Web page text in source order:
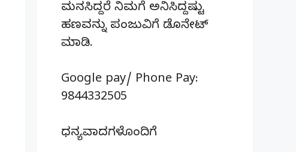
ಮನಸಿದ್ದರೆ ನಿಮಗೆ ಅನಿಸಿದ್ದಷ್ಟು
ಹಣವನ್ನು ಪಂಜುವಿಗೆ ಡೊನೇಟ್‌
ಮಾಡಿ.
Google pay/ Phone Pay:
9844332505
ಧನ್ಯವಾದಗಳೊಂದಿಗೆ